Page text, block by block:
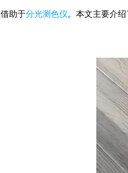
借助于分光测色仪。本文主要介